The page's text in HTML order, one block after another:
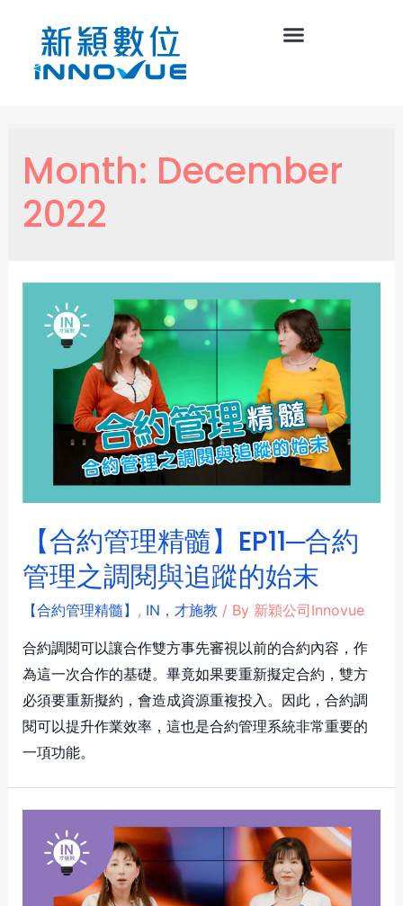
Month: December
2022
【合約管理精髓】EP11─合約
管理之調閱與追蹤的始末
【合約管理精髓】 , IN，才施教 / By 新穎公司Innovue
合約調閱可以讓合作雙方事先審視以前的合約內容，作
為這一次合作的基礎。畢竟如果要重新擬定合約，雙方
必須要重新擬約，會造成資源重複投入。因此，合約調
閱可以提升作業效率，這也是合約管理系統非常重要的
一項功能。